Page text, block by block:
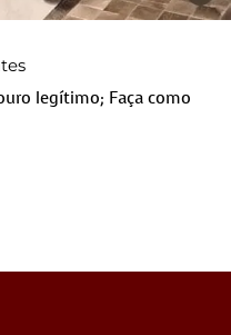
legítimo; Faça como